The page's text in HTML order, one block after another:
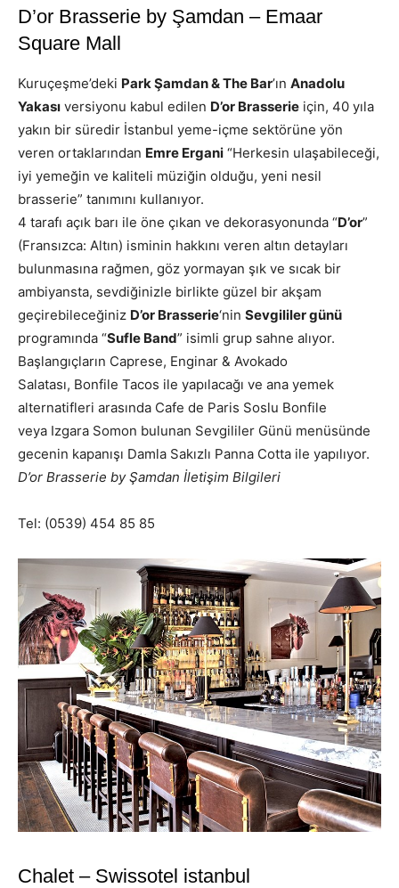
D’or Brasserie by Şamdan – Emaar
Square Mall
Kuruçeşme’deki Park Şamdan & The Bar’ın Anadolu
Yakası versiyonu kabul edilen D’or Brasserie için, 40 yıla
yakın bir süredir İstanbul yeme-içme sektörüne yön
veren ortaklarından Emre Ergani “Herkesin ulaşabileceği,
iyi yemeğin ve kaliteli müziğin olduğu, yeni nesil
brasserie” tanımını kullanıyor.
4 tarafı açık barı ile öne çıkan ve dekorasyonunda “D’or”
(Fransızca: Altın) isminin hakkını veren altın detayları
bulunmasına rağmen, göz yormayan şık ve sıcak bir
ambiyansta, sevdiğinizle birlikte güzel bir akşam
geçirebileceğiniz D’or Brasserie‘nin Sevgililer günü
programında “Sufle Band” isimli grup sahne alıyor.
Başlangıçların Caprese, Enginar & Avokado
Salatası, Bonfile Tacos ile yapılacağı ve ana yemek
alternatifleri arasında Cafe de Paris Soslu Bonfile
veya Izgara Somon bulunan Sevgililer Günü menüsünde
gecenin kapanışı Damla Sakızlı Panna Cotta ile yapılıyor.
D’or Brasserie by Şamdan İletişim Bilgileri
Tel: (0539) 454 85 85
Chalet – Swissotel istanbul